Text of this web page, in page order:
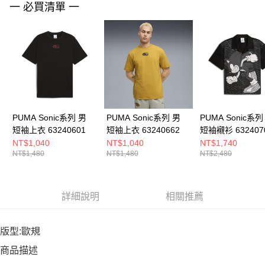
２．關於個人資料處理事宜，請瀏覽以下網址：
https://aftee.tw/terms/#terms3
３．未成年的使用者請事先徵得法定代理人或監護人之同意方可使用
「AFTEE先享後付」，若未經同意申辦者引起之損失，本公司不負相關責
任。
４．使用「AFTEE先享後付」時，將依據個別帳號之用戶狀況，依本公司即
時審查核予不同之上限額度；若仍有額度不足之情形，本公司將視審查結果
５．嚴禁一人註冊多個帳號或使用他人資訊註冊。若發現惡意使用之情形，
恩沛科技股份有限公司將有權停止該用戶之使用額度並採取法律行動。
一 必買清單 一
PUMA Sonic系列 男
短袖上衣 63240601
NT$1,040
NT$1,480
PUMA Sonic系列 男
短袖上衣 63240662
NT$1,040
NT$1,480
PUMA Sonic系列
短袖襯衫
NT$1,740
NT$2,480
詳細說明 相關推薦
版型:歐規
商品描述